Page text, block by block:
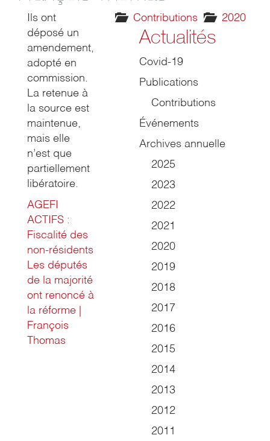
2020
Contributions
Ils ont
déposé un
amendement,
adopté en
commission.
La retenue à
la source est
maintenue,
mais elle
n’est que
partiellement
libératoire.
AGEFI
ACTIFS :
Fiscalité des
non-résidents
Les députés
de la majorité
ont renoncé à
la réforme |
François
Thomas
Actualités
Covid-19
Publications
Contributions
Événements
Archives annuelle
2025
2023
2022
2021
2020
2019
2018
2017
2016
2015
2014
2013
2012
2011